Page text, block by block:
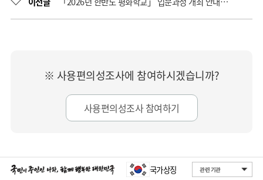
※ 사용편의성조사에 참여하시겠습니까?
사용편의성조사 참여하기
국가상징